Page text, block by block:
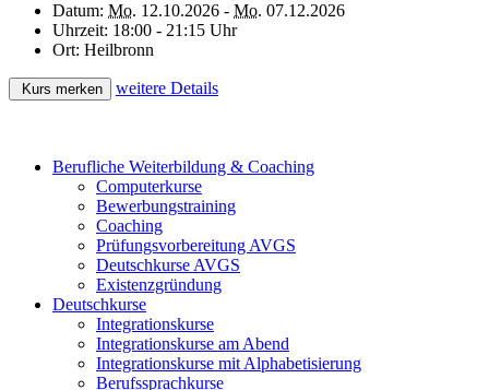
Datum: Mo. 12.10.2026 - Mo. 07.12.2026
Uhrzeit: 18:00 - 21:15 Uhr
Ort: Heilbronn
Kurs merken weitere Details
Berufliche Weiterbildung & Coaching
Computerkurse
Bewerbungstraining
Coaching
Prüfungsvorbereitung AVGS
Deutschkurse AVGS
Existenzgründung
Deutschkurse
Integrationskurse
Integrationskurse am Abend
Integrationskurse mit Alphabetisierung
Berufssprachkurse